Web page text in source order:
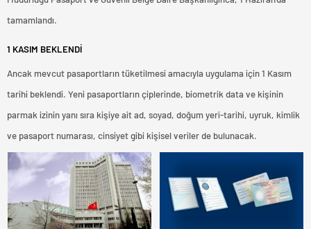
tamamlandı.
1 KASIM BEKLENDİ
Ancak mevcut pasaportların tüketilmesi amacıyla uygulama için 1 Kasım
tarihi beklendi. Yeni pasaportların çiplerinde, biometrik data ve kişinin
parmak izinin yanı sıra kişiye ait ad, soyad, doğum yeri-tarihi, uyruk, kimlik
ve pasaport numarası, cinsiyet gibi kişisel veriler de bulunacak.